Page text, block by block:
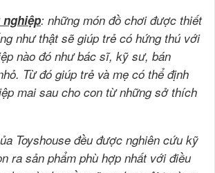
: những món đồ chơi được thiết
như thật sẽ giúp trẻ có hứng thú với
nào đó như bác sĩ, kỹ sư, bán
Từ đó giúp trẻ và mẹ có thể định
mai sau cho con từ những sở thích
Toyshouse đều được nghiên cứu kỹ
ra sản phẩm phù hợp nhất với điều